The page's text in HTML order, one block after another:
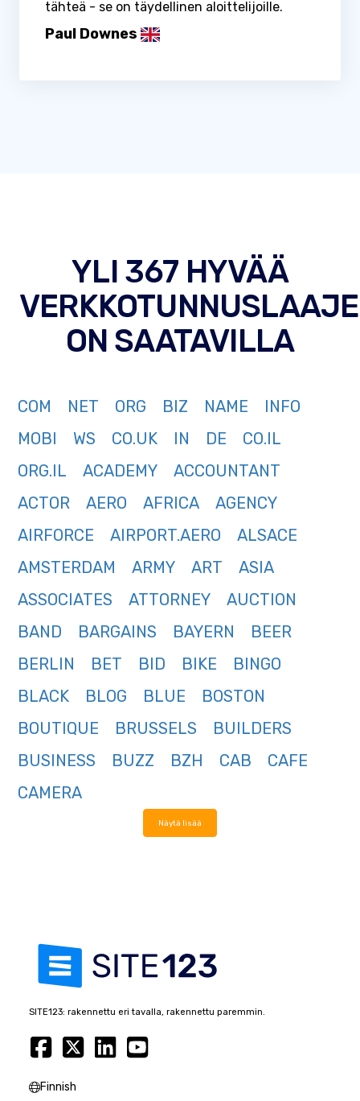
tähteä - se on täydellinen aloittelijoille.
Paul Downes
YLI 367 HYVÄÄ
ON SAATAVILLA
COM NET ORG BIZ NAME
INFO
MOBI
WS CO.UK IN DE
CO.IL
ORG.IL
ACADEMY
ACCOUNTANT
ACTOR
AERO AFRICA
AGENCY
AIRFORCE
AIRPORT.AERO
ALSACE
AMSTERDAM
ARMY ART
ASIA
ASSOCIATES
ATTORNEY
AUCTION
BAND
BARGAINS BAYERN
BEER
BERLIN
BET BID BIKE
BINGO
BLACK
BLOG BLUE
BOSTON
BOUTIQUE
BRUSSELS
BUILDERS
BUSINESS
BUZZ BZH CAB
CAFE
CAMERA
Näytä lisää
SITE123: rakennettu eri tavalla, rakennettu paremmin.
Finnish